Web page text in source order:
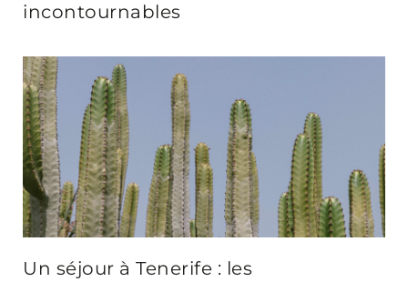
incontournables
Un séjour à Tenerife : les